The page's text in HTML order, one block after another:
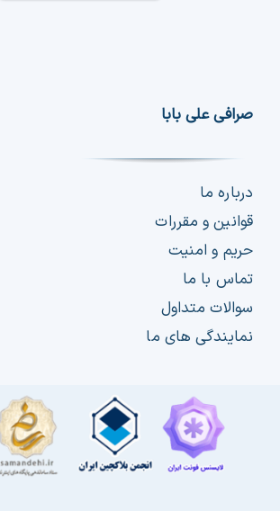
صرافی علی بابا
درباره ما
قوانین و مقررات
حریم و امنیت
تماس با ما
سوالات متداول
نمایندگی های ما